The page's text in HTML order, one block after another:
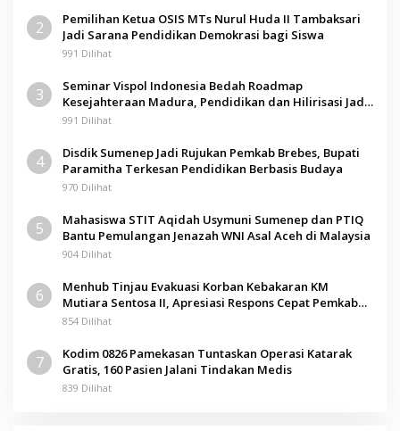
2
Pemilihan Ketua OSIS MTs Nurul Huda II Tambaksari
Jadi Sarana Pendidikan Demokrasi bagi Siswa
991 Dilihat
3
Seminar Vispol Indonesia Bedah Roadmap
Kesejahteraan Madura, Pendidikan dan Hilirisasi Jadi
Kunci
991 Dilihat
4
Disdik Sumenep Jadi Rujukan Pemkab Brebes, Bupati
Paramitha Terkesan Pendidikan Berbasis Budaya
970 Dilihat
5
Mahasiswa STIT Aqidah Usymuni Sumenep dan PTIQ
Bantu Pemulangan Jenazah WNI Asal Aceh di Malaysia
904 Dilihat
6
Menhub Tinjau Evakuasi Korban Kebakaran KM
Mutiara Sentosa II, Apresiasi Respons Cepat Pemkab
Sumenep
854 Dilihat
7
Kodim 0826 Pamekasan Tuntaskan Operasi Katarak
Gratis, 160 Pasien Jalani Tindakan Medis
839 Dilihat